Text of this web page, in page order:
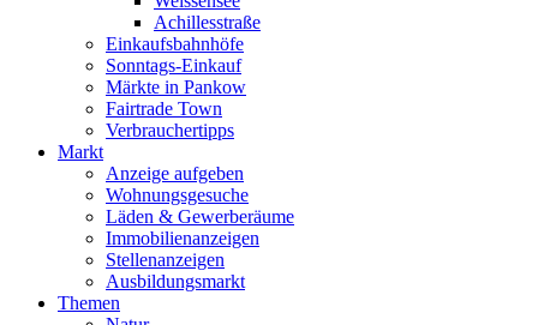
Achillesstraße
Einkaufsbahnhöfe
Sonntags-Einkauf
Märkte in Pankow
Fairtrade Town
Verbrauchertipps
Markt
Anzeige aufgeben
Wohnungsgesuche
Läden & Gewerberäume
Immobilienanzeigen
Stellenanzeigen
Ausbildungsmarkt
Themen